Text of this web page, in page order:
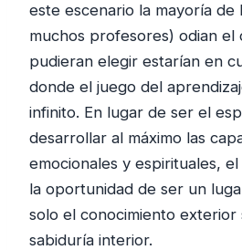
este escenario la mayoría de
muchos profesores) odian el
pudieran elegir estarían en
donde el juego del
infinito. En lugar de ser el
desarrollar al máximo las
emocionales y espirituales,
la oportunidad de ser un
solo el conocimiento exterior
sabiduría interior.